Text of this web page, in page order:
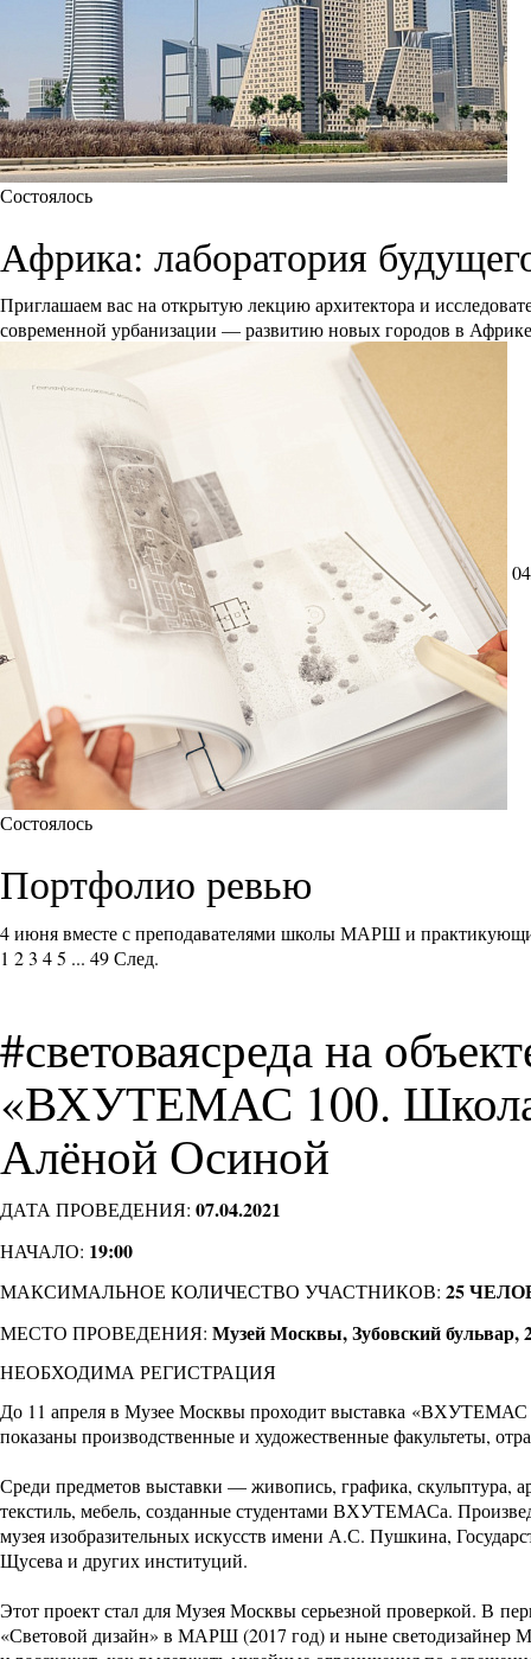
Состоялось
Африка: лаборатория
Приглашаем вас на открытую лекцию архитектора и
современной урбанизации — развитию новых городов в Африке
Состоялось
Портфолио ревью
4 июня вместе с преподавателями школы МАРШ и
1 23 45 ... 49След.
#световаясреда на
«ВХУТЕМАС 100. Школа
Алёной Осиной
ДАТА ПРОВЕДЕНИЯ: 07.04.2021
НАЧАЛО: 19:00
МАКСИМАЛЬНОЕ КОЛИЧЕСТВО УЧАСТНИКОВ: 25
МЕСТО ПРОВЕДЕНИЯ: Музей Москвы, Зубовский бульвар,
НЕОБХОДИМА РЕГИСТРАЦИЯ
До 11 апреля в Музее Москвы проходит выставка «ВХУТЕМАС
показаны производственные и художественные факультеты,
Среди предметов выставки — живопись, графика,
текстиль, мебель, созданные студентами ВХУТЕМАСа.
музея изобразительных искусств имени А.С. Пушкина,
Щусева и других институций.
Этот проект стал для Музея Москвы серьезной проверкой. В
«Световой дизайн» в МАРШ (2017 год) и ныне светодизайнер